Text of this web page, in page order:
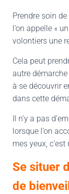
Prendre soin
l’on appelle «
volontiers une
Cela peut
autre
à se découvrir
dans cette
Il n’y a pas
lorsque l’on
mes yeux,
Se situer
de